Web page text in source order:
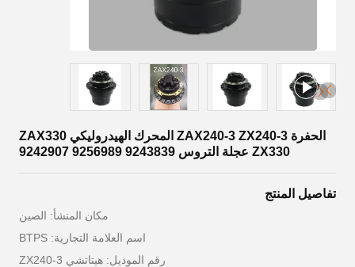
الحفرة ZAX240-3 ZX240-3 المحرك الهيدروليكي ZAX330
ZX330 عجلة التروس 9243839 9256989 9242907
تفاصيل المنتج
مكان المنشأ: الصين
اسم العلامة التجارية: BTPS
رقم الموديل: هيتاتشي ZX240-3